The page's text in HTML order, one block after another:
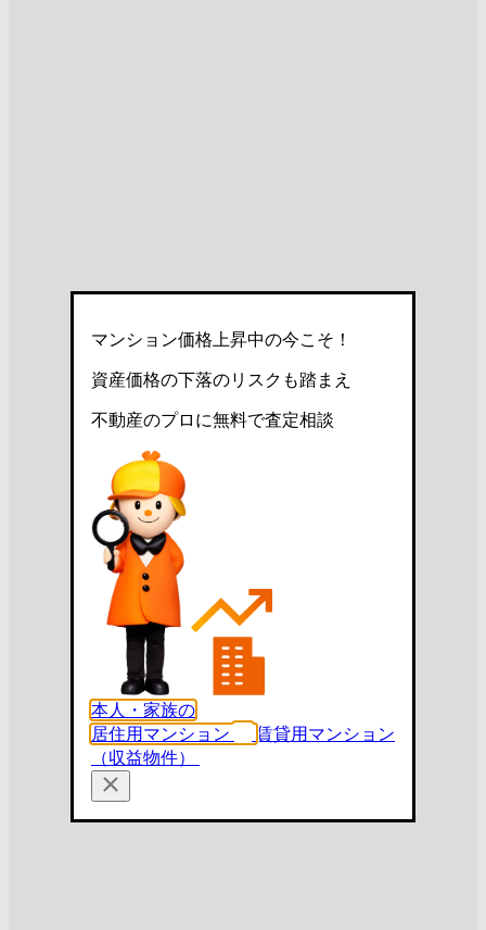
マンション価格上昇中の今こそ！
資産価格の下落のリスクも踏まえ
不動産のプロに無料で査定相談
本人・家族の
居住用マンション
賃貸用マンション
（収益物件）